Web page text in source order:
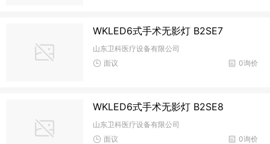
WKLED6式手术无影灯 B2SE7
山东卫科医疗设备有限公司
0询价
面议
WKLED6式手术无影灯 B2SE8
山东卫科医疗设备有限公司
0询价
面议